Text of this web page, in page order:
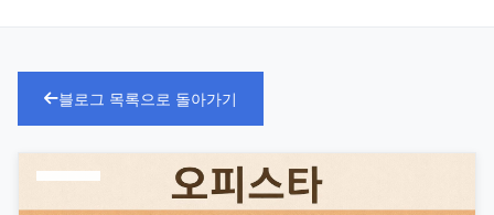
블로그 목록으로 돌아가기